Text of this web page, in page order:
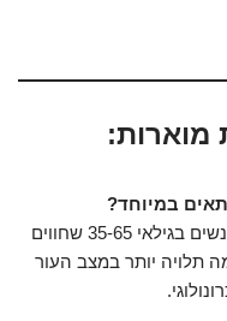
מוארות:
במיוחד?
באופן כללי, הטיפול מתאים לגברים ונשים בגילאי 35-65 שחווים
תלויה יותר במצב העור